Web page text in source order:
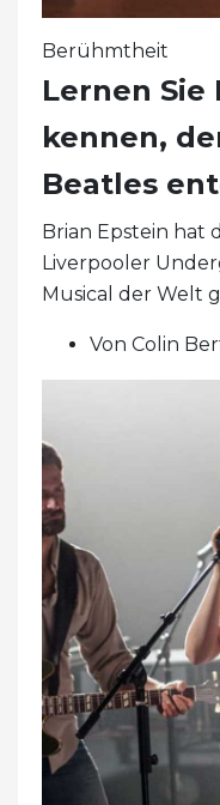
Berühmtheit
Lernen Sie
kennen,
Beatles
Brian Epstein hat
Liverpooler
Musical der Welt
Von Colin